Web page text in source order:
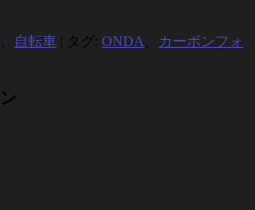
自転車 | タグ: ONDA
カーボンフォ